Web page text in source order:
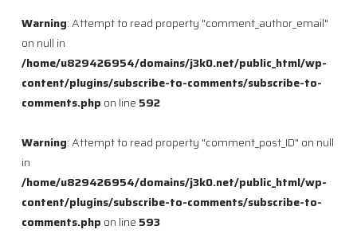
Warning: Attempt to read property "comment_author_email"
on null in
/home/u829426954/domains/j3k0.net/public_html/wp-
content/plugins/subscribe-to-comments/subscribe-to-
comments.php on line 592
Warning: Attempt to read property "comment_post_ID" on null
in
/home/u829426954/domains/j3k0.net/public_html/wp-
content/plugins/subscribe-to-comments/subscribe-to-
comments.php on line 593